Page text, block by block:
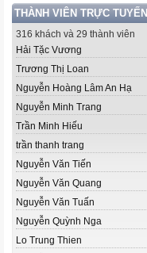
THÀNH VIÊN TRỰC TUYẾN
316 khách và 29 thành viên
Hải Tặc Vương
Trương Thị Loan
Nguyễn Hoàng Lâm An Hạ
Nguyễn Minh Trang
Trần Minh Hiếu
trần thanh trang
Nguyễn Văn Tiến
Nguyễn Văn Quang
Nguyễn Văn Tuấn
Nguyễn Quỳnh Nga
Lo Trung Thien